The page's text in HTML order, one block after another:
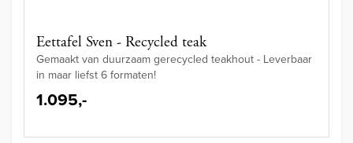
Eettafel Sven - Recycled teak
Gemaakt van duurzaam gerecycled teakhout - Leverbaar
in maar liefst 6 formaten!
1.095,-